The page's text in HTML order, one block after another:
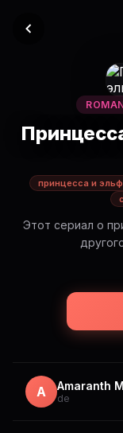
принцесса и эльф
Этот сериал о
A Amaranth
de